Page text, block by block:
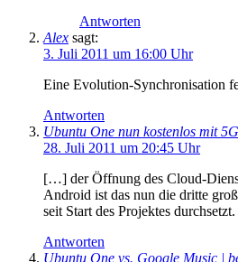
Antworten
Alex sagt:
3. Juli 2011 um 16:00 Uhr
Eine Evolution-Synchronisation
Antworten
Ubuntu One nun kostenlos mit
28. Juli 2011 um 20:45 Uhr
[…] der Öffnung des Cloud-
Android ist das nun die dritte
seit Start des Projektes
Antworten
Ubuntu One vs. Google Music |